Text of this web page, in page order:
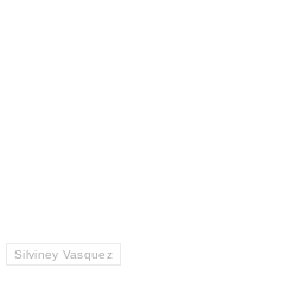
Silviney Vasquez